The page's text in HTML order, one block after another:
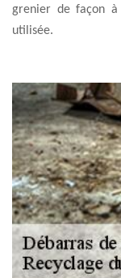
grenier de façon
utilisée.